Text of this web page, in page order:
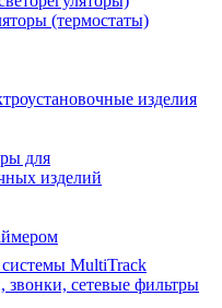
(термостаты)
изделия
для
изделий
MultiTrack
сетевые фильтры